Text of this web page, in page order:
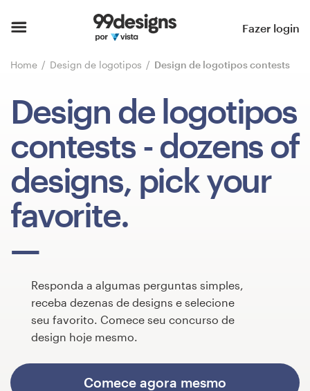
Fazer login
Home Design de logotipos Design de logotipos contests
Design de logotipos
contests - dozens of
designs, pick your
favorite.
Responda a algumas perguntas simples,
receba dezenas de designs e selecione
seu favorito. Comece seu concurso de
design hoje mesmo.
Comece agora mesmo
Página inicial
Pesquisar categorias
Como funciona
Encontre um designer
Inspiração
99designs Pro
Concursos de designs
Projetos 1-para-1